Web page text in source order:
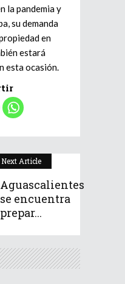
la pandemia y
su demanda
en
estará
esta ocasión.
Next Article
Aguascalientes
se encuentra
prepar...